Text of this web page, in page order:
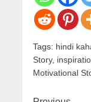
Tags: hindi
Story,
Motivational